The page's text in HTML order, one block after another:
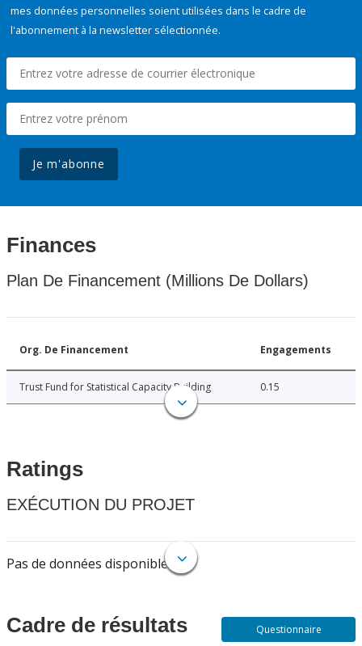
mes données personnelles soient utilisées dans le cadre de
l'abonnement à la newsletter sélectionnée.
Je m'abonne
Finances
Plan De Financement (Millions De Dollars)
Org. De Financement Engagements
Trust Fund for Statistical Capacity Building 0.15
Ratings
EXÉCUTION DU PROJET
Pas de données disponibles.
Cadre de résultats Questionnaire